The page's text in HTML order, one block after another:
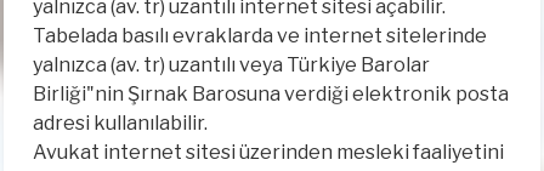
yalnızca (av. tr) uzantılı internet sitesi açabilir.
Tabelada basılı evraklarda ve internet sitelerinde
yalnızca (av. tr) uzantılı veya Türkiye Barolar
Birliği"nin Şırnak Barosuna verdiği elektronik posta
adresi kullanılabilir.
Avukat internet sitesi üzerinden mesleki faaliyetini